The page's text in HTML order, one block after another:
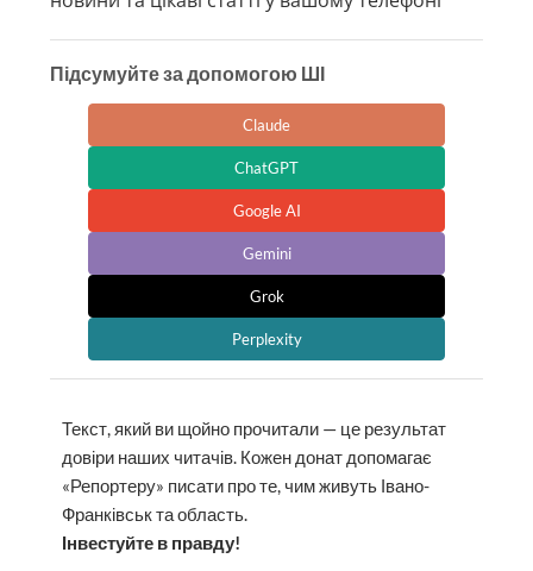
Підсумуйте за допомогою ШІ
Claude
ChatGPT
Google AI
Gemini
Grok
Perplexity
Текст, який ви щойно прочитали — це результат
довіри наших читачів. Кожен донат допомагає
«Репортеру» писати про те, чим живуть Івано-
Франківськ та область.
Інвестуйте в правду!